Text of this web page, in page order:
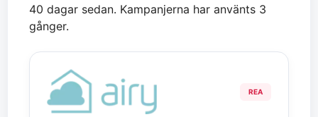
40 dagar sedan. Kampanjerna har använts 3
gånger.
REA